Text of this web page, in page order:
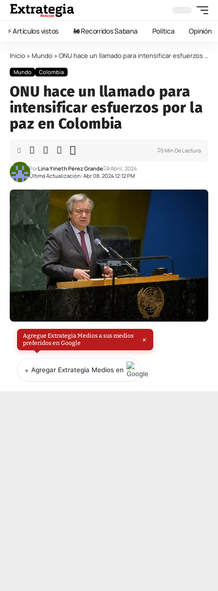
⚡️ Artículos vistos 🚂 Recorridos Sabana Política Opinión
Inicio » Mundo » ONU hace un llamado para intensificar esfuerzos por la paz en Colombia
Mundo Colombia
ONU hace un llamado para
intensificar esfuerzos por la
paz en Colombia
Última Actualización: Abr 08, 2024 12:12 PM
PorLina Yineth Pérez Grande 8 Abril, 2024
5 Min De Lectura
Agregue Extrategia Medios a sus medios
preferidos en Google
×
+ Agregar Extrategia Medios en